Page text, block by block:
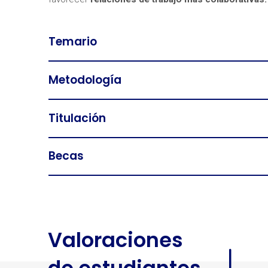
Temario
Metodología
Titulación
Becas
Valoraciones